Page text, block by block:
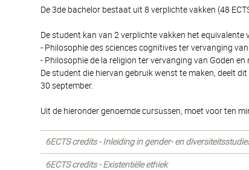
De 3de bachelor bestaat uit 8 verplichte vakken (48
De student kan van 2 verplichte vakken het equivalente
- Philosophie des sciences cognitives ter vervanging
- Philosophie de la religion ter vervanging van Goden
De student die hiervan gebruik wenst te maken, deelt
30 september.
Uit de hieronder genoemde cursussen, moet voor ten
6ECTS credits - Inleiding in gender- en
6ECTS credits - Existentiële ethiek